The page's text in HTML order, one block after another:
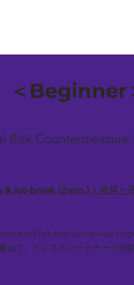
＜Beginner
Risk
& Ice-break (2min.)｜挨拶と
small talk that you can use
ねて、ビジネスパートナーと信